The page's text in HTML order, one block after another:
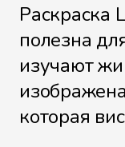
Раскраска
полезна
изучают
которая